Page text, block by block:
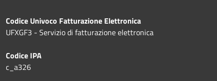
Codice Univoco Fatturazione Elettronica
UFXGF3 - Servizio di fatturazione elettronica
Codice IPA
c_a326